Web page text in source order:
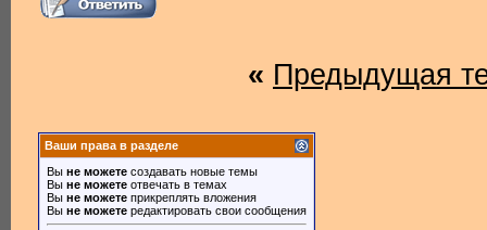
« Предыдущая
Ваши права в разделе
Вы не можете создавать новые темы
Вы не можете отвечать в темах
Вы не можете прикреплять вложения
Вы не можете редактировать свои сообщения